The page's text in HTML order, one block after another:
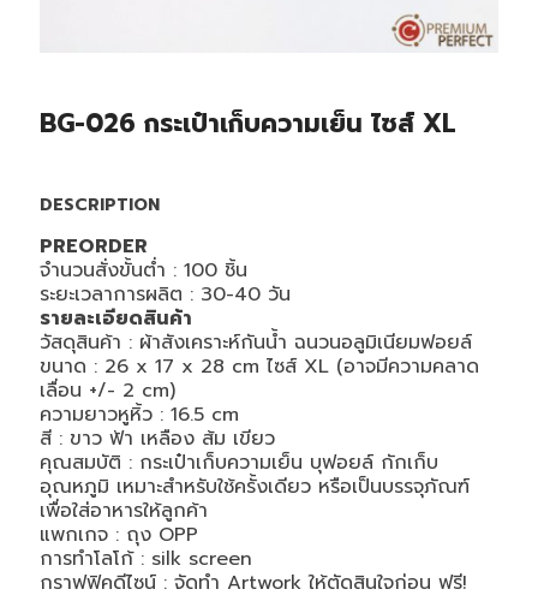
BG-026 กระเป๋าเก็บความเย็น ไซส์ XL
DESCRIPTION
PREORDER
จำนวนสั่งขั้นต่ำ : 100 ชิ้น
ระยะเวลาการผลิต : 30-40 วัน
รายละเอียดสินค้า
วัสดุสินค้า : ผ้าสังเคราะห์กันน้ำ ฉนวนอลูมิเนียมฟอยล์
ขนาด : 26 x 17 x 28 cm ไซส์ XL (อาจมีความคลาด
เลื่อน +/- 2 cm)
ความยาวหูหิ้ว : 16.5 cm
สี : ขาว ฟ้า เหลือง ส้ม เขียว
คุณสมบัติ : กระเป๋าเก็บความเย็น บุฟอยล์ กักเก็บ
อุณหภูมิ เหมาะสำหรับใช้ครั้งเดียว หรือเป็นบรรจุภัณฑ์
เพื่อใส่อาหารให้ลูกค้า
แพกเกจ : ถุง OPP
การทำโลโก้ : silk screen
กราฟฟิคดีไซน์ : จัดทำ Artwork ให้ตัดสินใจก่อน ฟรี!